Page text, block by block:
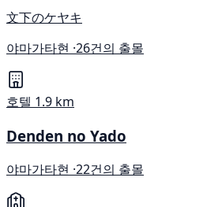
文下のケヤキ
야마가타현 ·26건의 출몰
호텔 1.9 km
Denden no Yado
야마가타현 ·22건의 출몰